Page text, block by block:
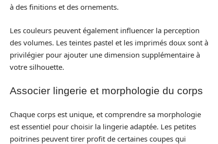
à des finitions et des ornements.
Les couleurs peuvent également influencer la perception
des volumes. Les teintes pastel et les imprimés doux sont à
privilégier pour ajouter une dimension supplémentaire à
votre silhouette.
Associer lingerie et morphologie du corps
Chaque corps est unique, et comprendre sa morphologie
est essentiel pour choisir la lingerie adaptée. Les petites
poitrines peuvent tirer profit de certaines coupes qui